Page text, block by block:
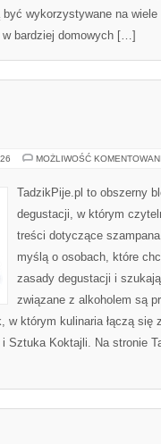
wykorzystywane na
bardziej domowych […]
MOŻLIWOŚĆ
TadzikPije.pl to obszerny
degustacji, w którym
treści dotyczące
myślą o osobach, które
zasady degustacji i
związane z alkoholem są
w którym kulinaria łączą się
Sztuka Koktajli. Na stronie